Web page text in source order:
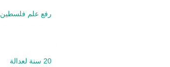
رفع علم فلسطين
20 سنة لعدالة